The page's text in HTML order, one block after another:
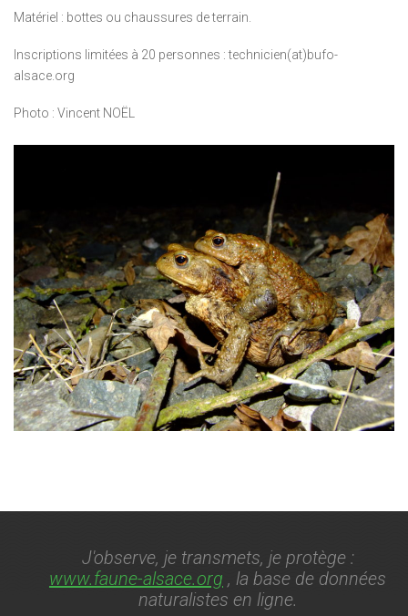
Matériel : bottes ou chaussures de terrain.
Inscriptions limitées à 20 personnes : technicien(at)bufo-
alsace.org
Photo : Vincent NOËL
J'observe, je transmets, je protège :
www.faune-alsace.org , la base de données
naturalistes en ligne.